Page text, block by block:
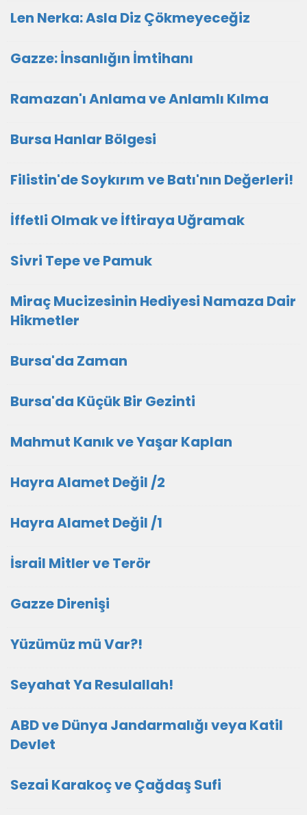
Len Nerka: Asla Diz Çökmeyeceğiz
Gazze: İnsanlığın İmtihanı
Ramazan'ı Anlama ve Anlamlı Kılma
Bursa Hanlar Bölgesi
Filistin'de Soykırım ve Batı'nın Değerleri!
İffetli Olmak ve İftiraya Uğramak
Sivri Tepe ve Pamuk
Miraç Mucizesinin Hediyesi Namaza Dair
Hikmetler
Bursa'da Zaman
Bursa'da Küçük Bir Gezinti
Mahmut Kanık ve Yaşar Kaplan
Hayra Alamet Değil /2
Hayra Alamet Değil /1
İsrail Mitler ve Terör
Gazze Direnişi
Yüzümüz mü Var?!
Seyahat Ya Resulallah!
ABD ve Dünya Jandarmalığı veya Katil
Devlet
Sezai Karakoç ve Çağdaş Sufi